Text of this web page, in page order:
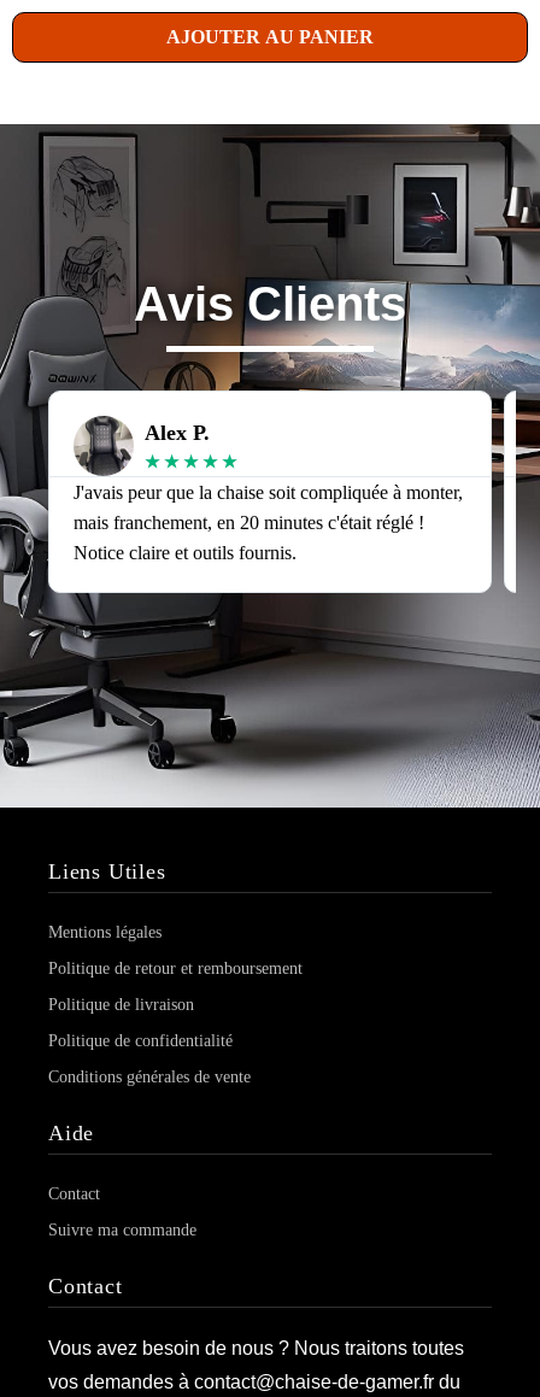
AJOUTER AU PANIER
Avis Clients
Alex P.
★ ★ ★ ★ ★
J'avais peur que la chaise soit compliquée à monter,
mais franchement, en 20 minutes c'était réglé !
Notice claire et outils fournis.
Liens Utiles
Mentions légales
Politique de retour et remboursement
Politique de livraison
Politique de confidentialité
Conditions générales de vente
Aide
Contact
Suivre ma commande
Contact
Vous avez besoin de nous ? Nous traitons toutes
vos demandes à contact@chaise-de-gamer.fr du